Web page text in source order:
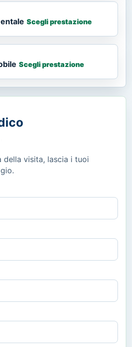
Scegli prestazione
Scegli prestazione
della visita, lascia i tuoi